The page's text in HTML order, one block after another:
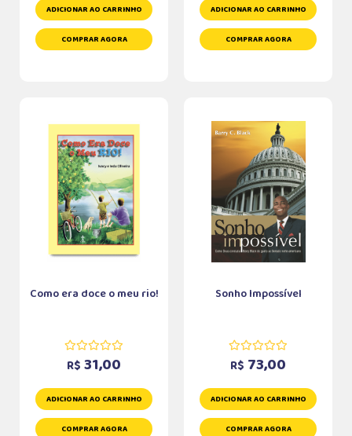
ADICIONAR AO CARRINHO
COMPRAR AGORA
ADICIONAR AO CARRINHO
COMPRAR AGORA
Como era doce o meu rio!
R$ 31,00
ADICIONAR AO CARRINHO
COMPRAR AGORA
Sonho Impossível
R$ 73,00
ADICIONAR AO CARRINHO
COMPRAR AGORA